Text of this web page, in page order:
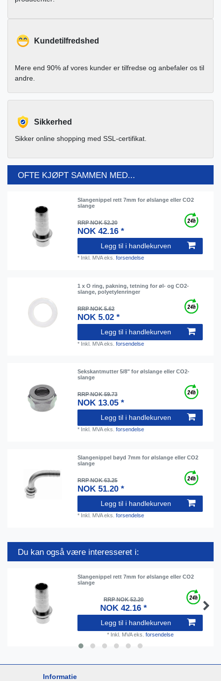
Kundetilfredshed
Mere end 90% af vores kunder er tilfredse og anbefaler os til
andre.
Sikkerhed
Sikker online shopping med SSL-certifikat.
OFTE KJØPT SAMMEN MED...
Slangenippel rett 7mm for ølslange eller CO2
slange
RRP NOK 52.20
NOK 42.16 *
Legg til i handlekurven
* Inkl. MVAeks.forsendelse
1 x O ring, pakning, tetning for øl- og CO2-
slange, polyetylenringer
RRP NOK 5.62
NOK 5.02 *
Legg til i handlekurven
* Inkl. MVAeks.forsendelse
Sekskantmutter 5/8" for ølslange eller CO2-
slange
RRP NOK 59.73
NOK 13.05 *
Legg til i handlekurven
* Inkl. MVAeks.forsendelse
Slangenippel bøyd 7mm for ølslange eller CO2
slange
RRP NOK 63.25
NOK 51.20 *
Legg til i handlekurven
* Inkl. MVAeks.forsendelse
Du kan også være interesseret i:
Slangenippel rett 7mm for ølslange eller CO2
slange
RRP NOK 52.20
NOK 42.16 *
Legg til i handlekurven
* Inkl. MVAeks. forsendelse
Informatie